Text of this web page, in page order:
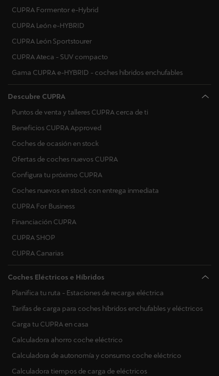
CUPRA Formentor e-Hybrid
CUPRA León e-HYBRID
CUPRA León Sportstourer
CUPRA Ateca - SUV compacto
Gama CUPRA e-HYBRID - coches híbridos enchufables
Descubre CUPRA
Puntos de venta y talleres CUPRA cerca de ti
Beneficios CUPRA Approved
Coches de ocasión en stock
Ofertas de coches nuevos CUPRA
Configura tu próximo CUPRA
Coches nuevos en stock con entrega inmediata
CUPRA For Business
Financiación CUPRA
CUPRA SHOP
CUPRA Canarias
Coches Eléctricos e Híbridos
Planifica tu ruta - Estaciones de recarga eléctrica
Tarifas de carga para coches híbridos enchufables y eléctricos
Carga tu CUPRA en casa
Calculadora ahorro coche eléctrico
Calculadora de autonomía y consumo coche eléctrico
Calculadora tiempos de carga de eléctricos